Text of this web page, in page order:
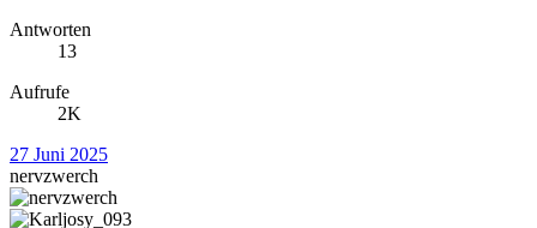
Antworten
13
Aufrufe
2K
27 Juni 2025
nervzwerch